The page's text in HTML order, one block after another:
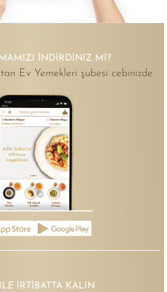
İNDIRDINIZ MI?
Ev Yemekleri şubesi cebinizde
İRTİBATTA KALIN